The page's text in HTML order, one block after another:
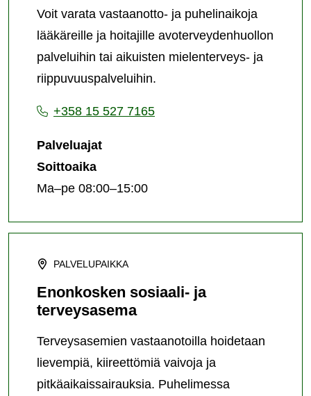
Voit varata vastaanotto- ja puhelinaikoja
lääkäreille ja hoitajille avoterveydenhuollon
palveluihin tai aikuisten mielenterveys- ja
riippuvuuspalveluihin.
+358 15 527 7165
Palveluajat
Soittoaika
Ma–pe 08:00–15:00
PALVELUPAIKKA
Enonkosken sosiaali- ja
terveysasema
Terveysasemien vastaanotoilla hoidetaan
lievempiä, kiireettömiä vaivoja ja
pitkäaikaissairauksia. Puhelimessa